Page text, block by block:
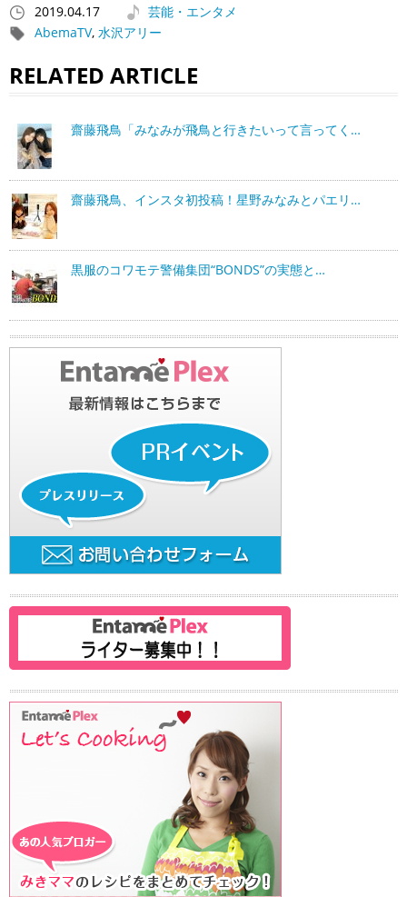
2019.04.17
芸能・エンタメ
AbemaTV, 水沢アリー
RELATED ARTICLE
齋藤飛鳥「みなみが飛鳥と行きたいって言ってく…
齋藤飛鳥、インスタ初投稿！星野みなみとパエリ…
黒服のコワモテ警備集団“BONDS”の実態と…